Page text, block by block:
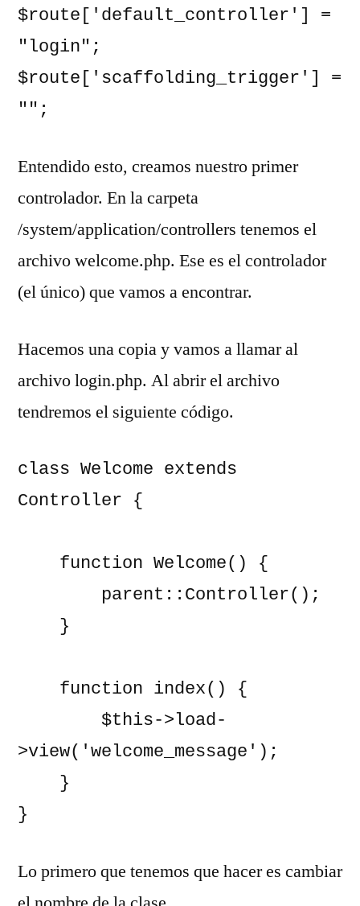
$route['default_controller'] =
"login";
$route['scaffolding_trigger'] =
"";
Entendido esto, creamos nuestro primer
controlador. En la carpeta
/system/application/controllers tenemos el
archivo welcome.php. Ese es el controlador
(el único) que vamos a encontrar.
Hacemos una copia y vamos a llamar al
archivo login.php. Al abrir el archivo
tendremos el siguiente código.
class Welcome extends
Controller {
>view('welcome_message');
}
Lo primero que tenemos que hacer es cambiar